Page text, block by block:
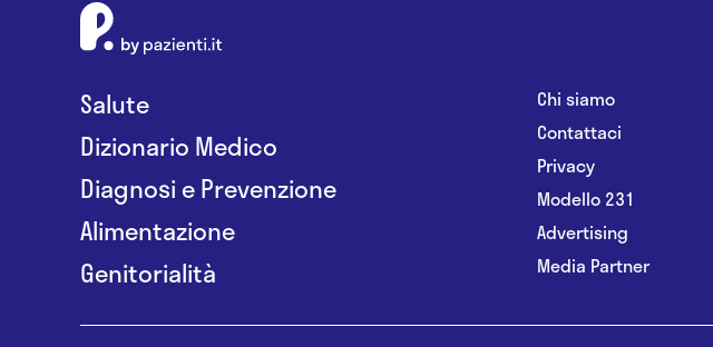
Salute
Dizionario Medico
Diagnosi e Prevenzione
Alimentazione
Genitorialità
Chi siamo
Contattaci
Privacy
Modello 231
Advertising
Media Partner